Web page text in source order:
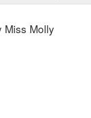
Miss Molly